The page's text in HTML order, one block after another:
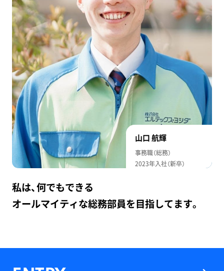
山口 航輝
事務職（総務）
2023年入社（新卒）
私は、何でもできる
オールマイティな総務部員を目指してます。